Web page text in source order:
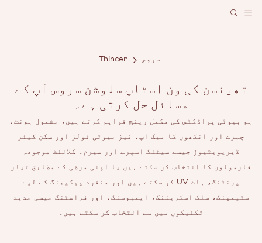
Thincen سروس
تھینسن کی ون اسٹاپ سلوشن سروس آپ کے
مسائل حل کرتی ہے۔
ہم بیوٹی پراڈکٹس کی مکمل رینج فراہم کرتے ہیں، بشمول ہونٹ،
چہرے اور آنکھوں کا میک اپ، نیز بیوٹی ٹولز اور سکن کیئر
ڈیریویٹیوز جیسے سیٹنگ اسپرے اور سیرم۔ کلائنٹ موجودہ
فارمولوں کا انتخاب کر سکتے ہیں یا اپنی مرضی کے مطابق تیار
کر سکتے ہیں اور منفرد پیکیجنگ کے لیے UV پرنٹنگ، ہاٹ
سٹیمپنگ، سلک اسکریننگ، ایمبوسنگ، اور فراسٹنگ جیسی جدید
تکنیکوں میں سے انتخاب کر سکتے ہیں۔